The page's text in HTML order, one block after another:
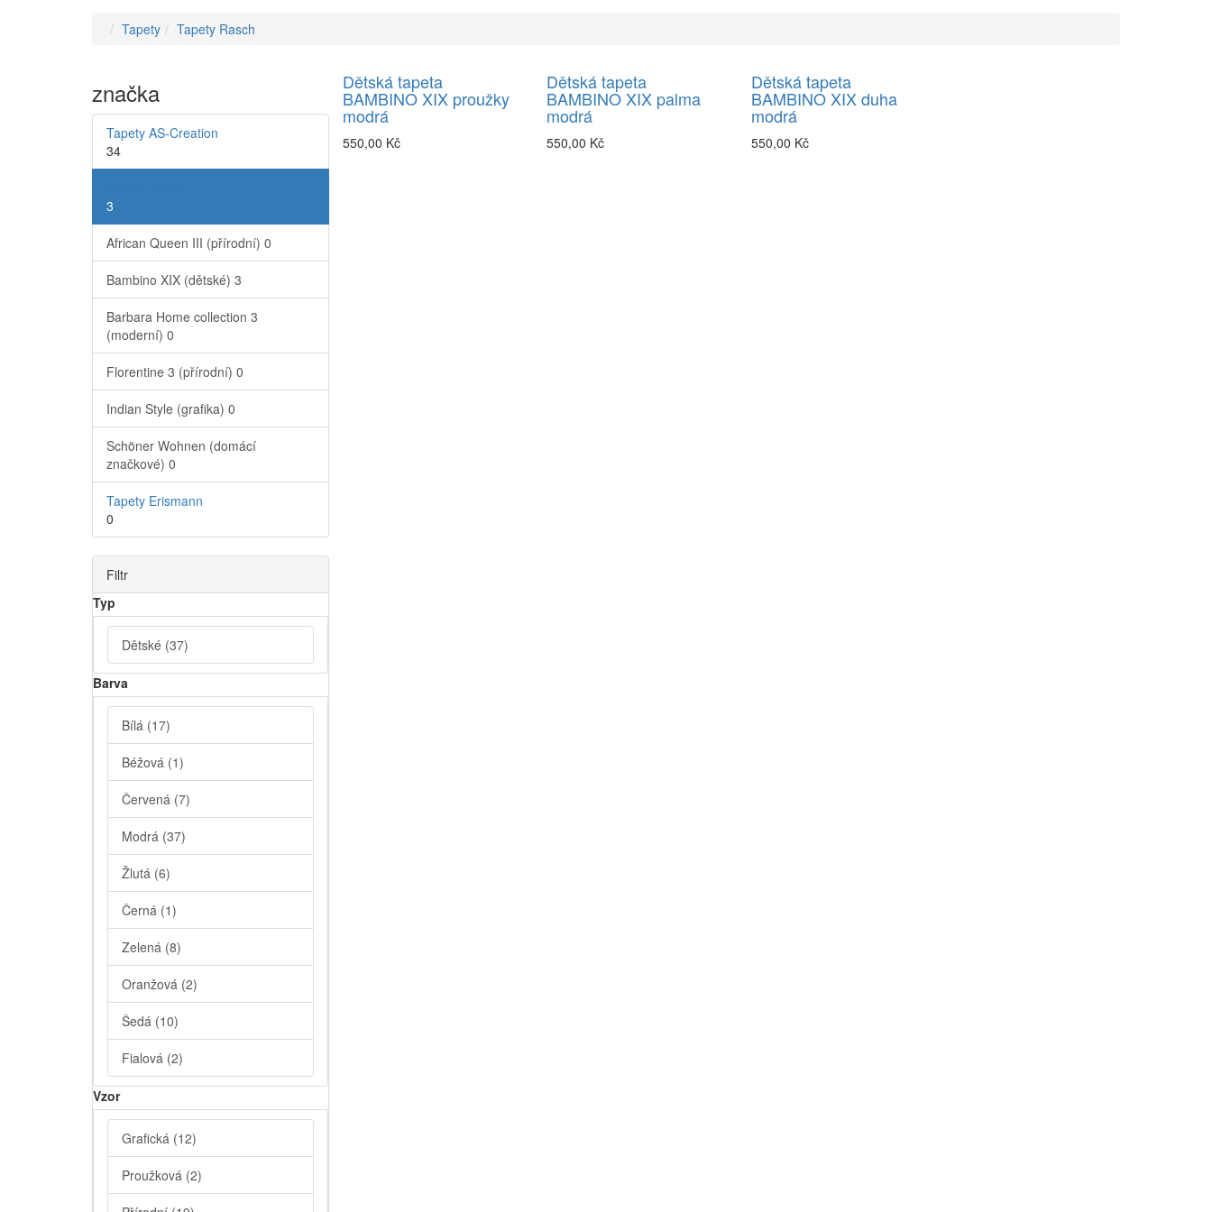
Tapety Tapety Rasch
značka
Tapety AS-Creation
34
3
African Queen III (přírodní) 0
Bambino XIX (dětské) 3
Barbara Home collection 3
(moderní) 0
Florentine 3 (přírodní) 0
Indian Style (grafika) 0
Schöner Wohnen (domácí
značkové) 0
Tapety Erismann
0
Filtr
Typ
Dětské (37)
Barva
Bílá (17)
Béžová (1)
Červená (7)
Modrá (37)
Žlutá (6)
Černá (1)
Zelená (8)
Oranžová (2)
Šedá (10)
Fialová (2)
Vzor
Grafická (12)
Proužková (2)
Dětská tapeta
BAMBINO XIX proužky
modrá
550,00 Kč
Dětská tapeta
BAMBINO XIX palma
modrá
550,00 Kč
Dětská tapeta
BAMBINO XIX duha
modrá
550,00 Kč